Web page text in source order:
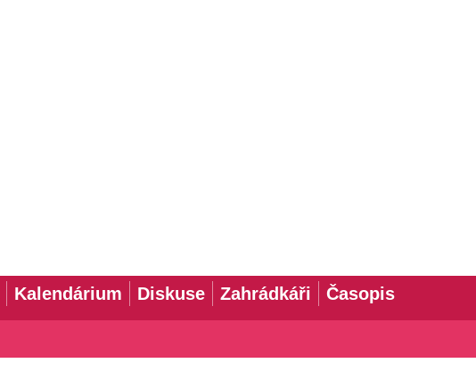
Kalendárium Diskuse Zahrádkáři Časopis